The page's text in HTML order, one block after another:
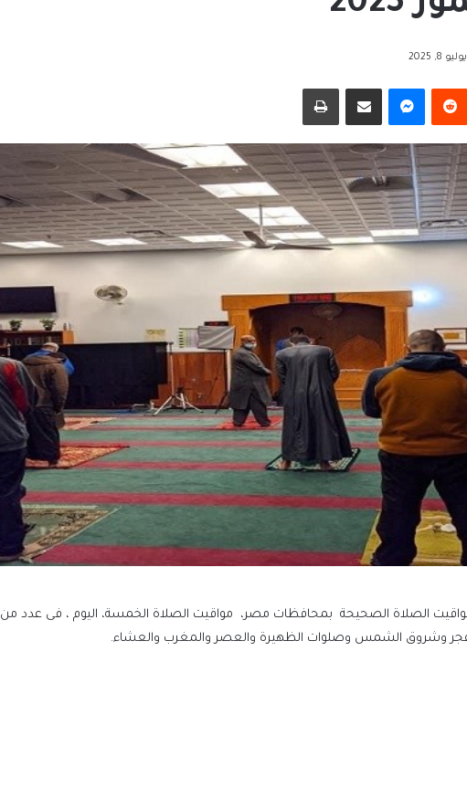
2025
ماسنجر مشاركة عبر البريد طباعة
مواقيت الصلاة الصحيحة بمحافظات مصر، مواقيت الصلاة الخمسة، اليوم ، فى عدد من
وشروق الشمس وصلوات الظهيرة والعصر والمغرب والعشاء.